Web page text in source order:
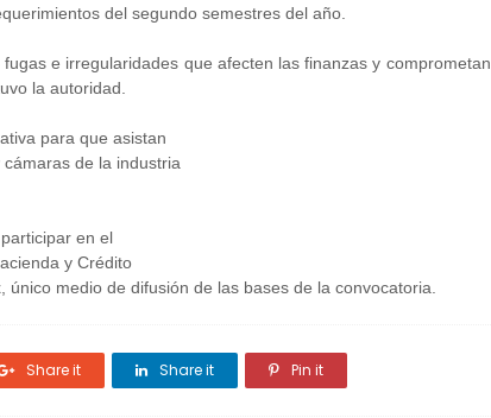
del segundo semestres del año.
e irregularidades que afecten las finanzas y comprometan
la autoridad.
para que asistan
de la industria
en el
y Crédito
medio de difusión de las bases de la convocatoria.
Share it Share it Pin it